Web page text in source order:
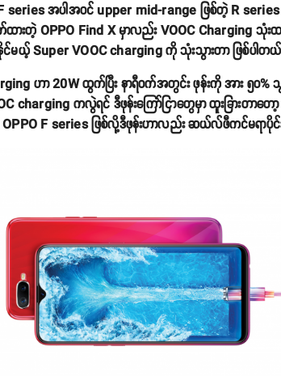
series အပါအဝင် upper mid-range ဖြစ်တဲ့ R series
းတဲ့ OPPO Find X မှာလည်း VOOC Charging သုံးထ
မယ့် Super VOOC charging ကို သုံးသွားတာ ဖြစ်ပါတ
ဟာ 20W ထွက်ပြီး နာရီဝက်အတွင်း ဖုန်းကို အား ၅၀
charging ကလွဲရင် ဒီဖုန်းကြော်ငြာတွေမှာ ထူးခြားတာတ
F series ဖြစ်လို့ဒီဖုန်းဟာလည်း ဆယ်လ်ဖီကင်မရာပိုင်းမှ